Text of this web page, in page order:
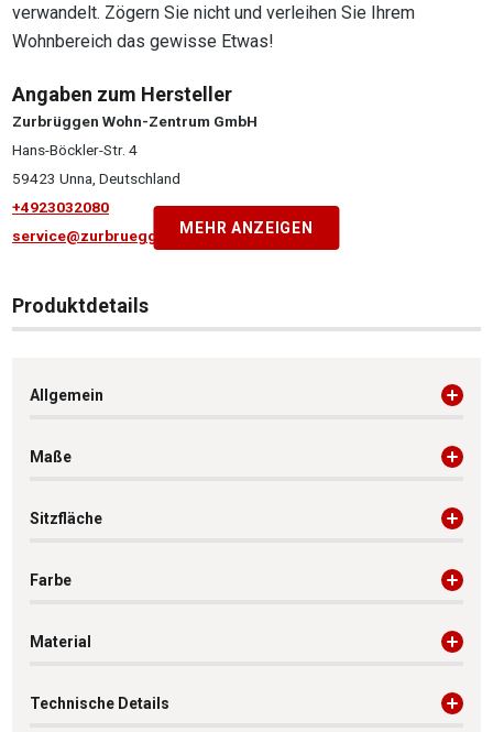
verwandelt. Zögern Sie nicht und verleihen Sie Ihrem
Wohnbereich das gewisse Etwas!
Angaben zum Hersteller
Zurbrüggen Wohn-Zentrum GmbH
Hans-Böckler-Str. 4
59423 Unna, Deutschland
+4923032080
service@zurbrueggen.deMEHR ANZEIGEN
Produktdetails
Allgemein
Maße
Sitzfläche
Farbe
Material
Technische Details